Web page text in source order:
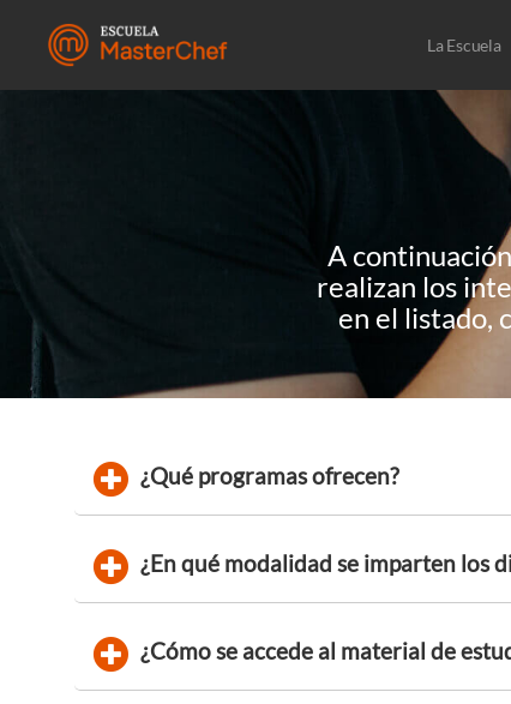
La Escuela
A
realizan los
en el listado,
¿Qué programas ofrecen?
¿En qué modalidad se imparten los
¿Cómo se accede al material de